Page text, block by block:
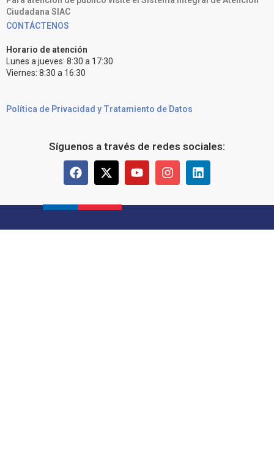
Ciudadana SIAC
CONTÁCTENOS
Horario de atención
Lunes a jueves: 8:30 a 17:30
Viernes: 8:30 a 16:30
Política de Privacidad y Tratamiento de Datos
Síguenos a través de redes sociales: